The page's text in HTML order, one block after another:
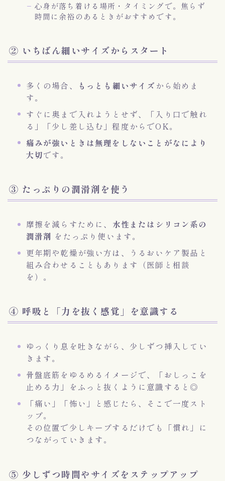
心身が落ち着ける場所・タイミングで。焦らず
時間に余裕のあるときがおすすめです。
② いちばん細いサイズからスタート
多くの場合、 もっとも細いサイズ から始めま
す。
すぐに奥まで入れようとせず、「入り口で触れ
る」「少し差し込む」程度からでOK。
痛みが強いときは無理をしないことがなにより
大切です。
③ たっぷりの潤滑剤を使う
摩擦を減らすために、 水性またはシリコン系の
潤滑剤 をたっぷり使います。
更年期や乾燥が強い方は、うるおいケア製品と
組み合わせることもあります（医師と相談
を）。
④ 呼吸と「力を抜く感覚」を意識する
ゆっくり息を吐きながら、少しずつ挿入してい
きます。
骨盤底筋をゆるめるイメージで、「おしっこを
止める力」をふっと抜くように意識すると◎
「痛い」「怖い」と感じたら、そこで一度スト
ップ。
その位置で少しキープするだけでも「慣れ」に
つながっていきます。
⑤ 少しずつ時間やサイズをステップアップ